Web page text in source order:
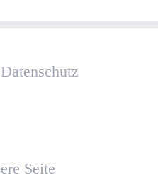
Datenschutz
Seite